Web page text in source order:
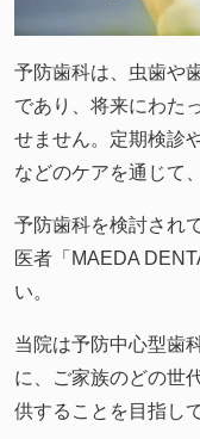
予防歯科は、虫歯や
であり、将来にわた
せません。定期検診
などのケアを通じて
予防歯科を検討され
医者「MAEDA
い。
当院は予防中心型歯
に、ご家族のどの世
供することを目指し